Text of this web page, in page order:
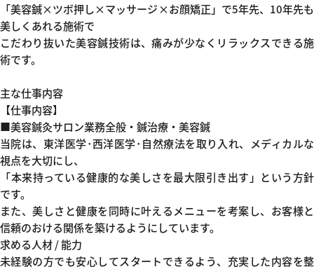
「美容鍼×ツボ押し×マッサージ×お顔矯正」で5年先、10年先も
美しくあれる施術で
こだわり抜いた美容鍼技術は、痛みが少なくリラックスできる施
術です。
主な仕事内容
【仕事内容】
■美容鍼灸サロン業務全般・鍼治療・美容鍼
当院は、東洋医学･西洋医学･自然療法を取り入れ、メディカルな
視点を大切にし、
「本来持っている健康的な美しさを最大限引き出す」という方針
です。
また、美しさと健康を同時に叶えるメニューを考案し、お客様と
信頼のおける関係を築けるようにしています。
求める人材 / 能力
未経験の方でも安心してスタートできるよう、充実した内容を整